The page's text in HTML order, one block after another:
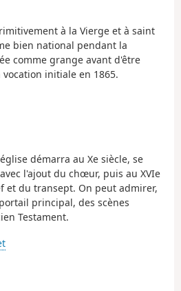
à la Vierge et à saint
bien national pendant la
comme grange avant d'être
initiale en 1865.
démarra au Xe siècle, se
l'ajout du chœur, puis au XVIe
et du transept. On peut admirer,
principal, des scènes
Testament.